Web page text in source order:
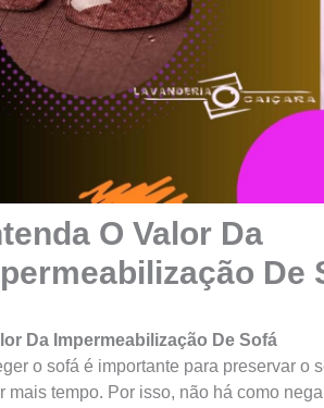
O Valor Da
De
Da Impermeabilização De Sofá
o sofá é importante para preservar o
mais tempo. Por isso, não há como